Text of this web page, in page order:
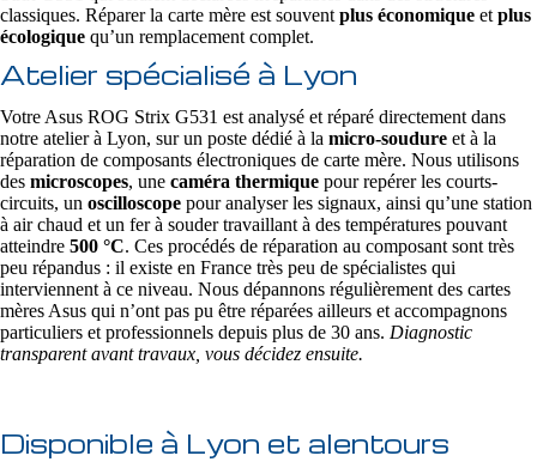
classiques. Réparer la carte mère est souvent plus économique et plus
écologique qu’un remplacement complet.
Atelier spécialisé à Lyon
Votre Asus ROG Strix G531 est analysé et réparé directement dans
notre atelier à Lyon, sur un poste dédié à la micro-soudure et à la
réparation de composants électroniques de carte mère. Nous utilisons
des microscopes, une caméra thermique pour repérer les courts-
circuits, un oscilloscope pour analyser les signaux, ainsi qu’une station
à air chaud et un fer à souder travaillant à des températures pouvant
atteindre 500 °C. Ces procédés de réparation au composant sont très
peu répandus : il existe en France très peu de spécialistes qui
interviennent à ce niveau. Nous dépannons régulièrement des cartes
mères Asus qui n’ont pas pu être réparées ailleurs et accompagnons
particuliers et professionnels depuis plus de 30 ans. Diagnostic
transparent avant travaux, vous décidez ensuite.
Disponible à Lyon et alentours